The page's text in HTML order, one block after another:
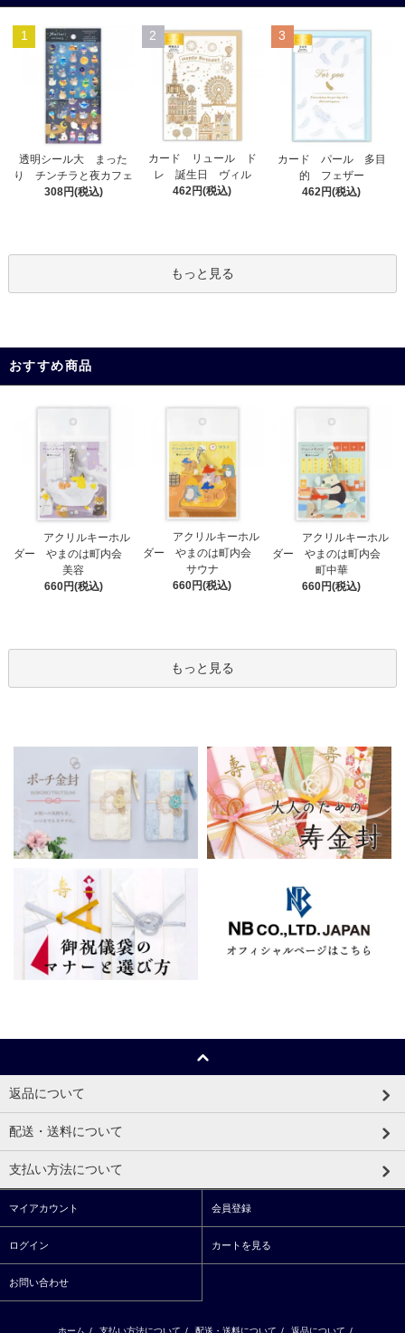
1
透明シール大 まった
り チンチラと夜カフェ
308円(税込)
2
カード リュール ド
レ 誕生日 ヴィル
462円(税込)
3
カード パール 多目
的 フェザー
462円(税込)
もっと見る
おすすめ商品
アクリルキーホル
ダー やまのは町内会
美容
660円(税込)
アクリルキーホル
ダー やまのは町内会
サウナ
660円(税込)
アクリルキーホル
ダー やまのは町内会
町中華
660円(税込)
もっと見る
返品について
配送・送料について
支払い方法について
マイアカウント 会員登録
ログイン カートを見る
お問い合わせ
ホーム / 支払い方法について / 配送・送料について / 返品について /